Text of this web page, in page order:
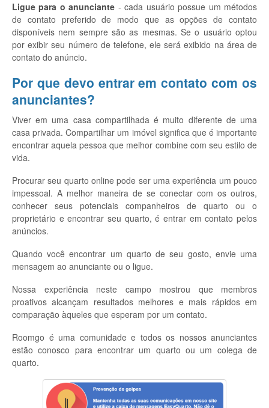
Ligue para o anunciante - cada usuário possue um métodos
de contato preferido de modo que as opções de contato
disponíveis nem sempre são as mesmas. Se o usuário optou
por exibir seu número de telefone, ele será exibido na área de
contato do anúncio.
Por que devo entrar em contato com os
anunciantes?
Viver em uma casa compartilhada é muito diferente de uma
casa privada. Compartilhar um imóvel significa que é importante
encontrar aquela pessoa que melhor combine com seu estilo de
vida.
Procurar seu quarto online pode ser uma experiência um pouco
impessoal. A melhor maneira de se conectar com os outros,
conhecer seus potenciais companheiros de quarto ou o
proprietário e encontrar seu quarto, é entrar em contato pelos
anúncios.
Quando você encontrar um quarto de seu gosto, envie uma
mensagem ao anunciante ou o ligue.
Nossa experiência neste campo mostrou que membros
proativos alcançam resultados melhores e mais rápidos em
comparação àqueles que esperam por um contato.
Roomgo é uma comunidade e todos os nossos anunciantes
estão conosco para encontrar um quarto ou um colega de
quarto.